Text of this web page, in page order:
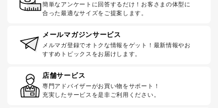
簡単なアンケートに回答するだけ！お客さまの体型に
合った最適なサイズをご提案します。
メールマガジンサービス
メルマガ登録でオトクな情報をゲット！最新情報やお
すすめトピックスをお届けします。
店舗サービス
専門アドバイザーがお買い物をサポート！
充実したサービスを是非ご利用ください。